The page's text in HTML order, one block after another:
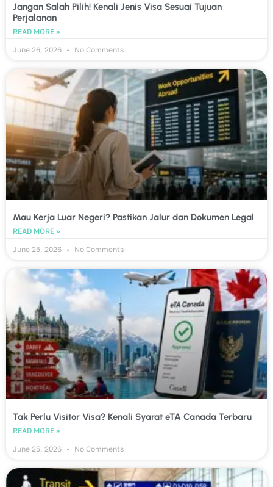
Jangan Salah Pilih! Kenali Jenis Visa Sesuai Tujuan
Perjalanan
READ MORE »
June 26, 2026
No Comments
Mau Kerja Luar Negeri? Pastikan Jalur dan Dokumen Legal
READ MORE »
June 25, 2026
No Comments
Tak Perlu Visitor Visa? Kenali Syarat eTA Canada Terbaru
READ MORE »
June 25, 2026
No Comments